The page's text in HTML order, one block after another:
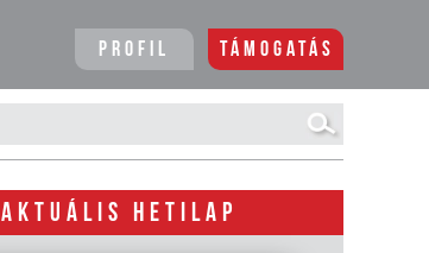
Profil Támogatás
AKTUÁLIS HETILAP